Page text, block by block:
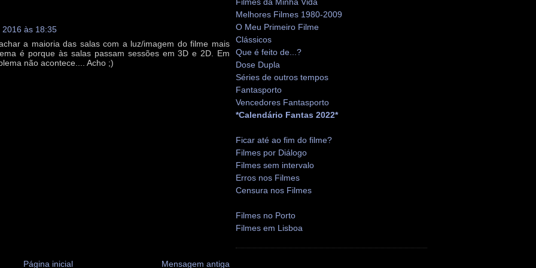
às 18:35
a maioria das salas com a luz/imagem do filme mais
é porque às salas passam sessões em 3D e 2D. Em
não acontece.... Acho ;)
Mensagem antiga
Página inicial
Filmes da Minha Vida
Melhores Filmes 1980-2009
O Meu Primeiro Filme
Clássicos
Que é feito de...?
Dose Dupla
Séries de outros tempos
Fantasporto
Vencedores Fantasporto
*Calendário Fantas 2022*
Ficar até ao fim do filme?
Filmes por Diálogo
Filmes sem intervalo
Erros nos Filmes
Censura nos Filmes
Filmes no Porto
Filmes em Lisboa